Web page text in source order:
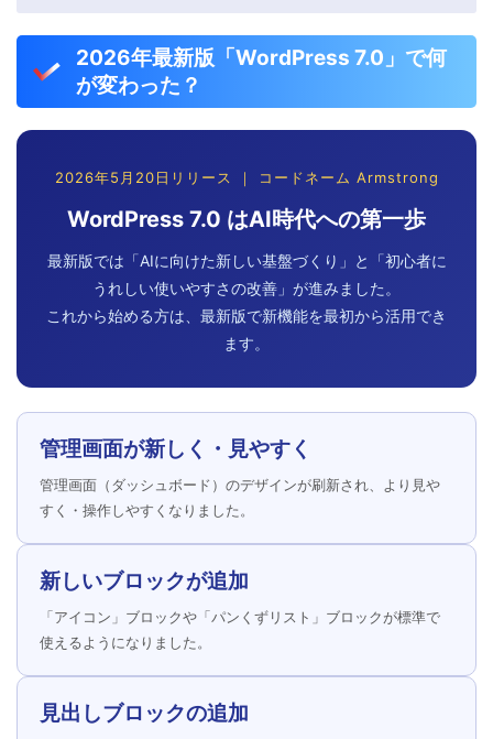
2026年最新版「WordPress 7.0」で何
が変わった？
2026年5月20日リリース ｜ コードネーム Armstrong
WordPress 7.0 はAI時代への第一歩
最新版では「AIに向けた新しい基盤づくり」と「初心者に
うれしい使いやすさの改善」が進みました。
これから始める方は、最新版で新機能を最初から活用でき
ます。
管理画面が新しく・見やすく
管理画面（ダッシュボード）のデザインが刷新され、より見や
すく・操作しやすくなりました。
新しいブロックが追加
「アイコン」ブロックや「パンくずリスト」ブロックが標準で
使えるようになりました。
見出しブロックの追加